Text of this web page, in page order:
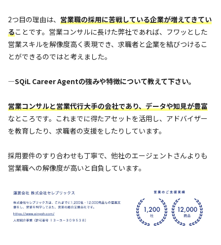
2つ目の理由は、 営業職の採用に苦戦している企業が増えてきてい
ることです。営業コンサルに長けた弊社であれば、フワッとした
営業スキルを解像度高く表現でき、求職者と企業を結びつけるこ
とができるのではと考えました。
—SQiL Career Agentの強みや特徴について教えて下さい。
営業コンサルと営業代行大手の会社であり、データや知見が豊富
なところです。これまでに得たアセットを活用し、アドバイザー
を教育したり、求職者の支援をしたりしています。
採用要件のすり合わせも丁寧で、他社のエージェントさんよりも
営業職への解像度が高いと自負しています。